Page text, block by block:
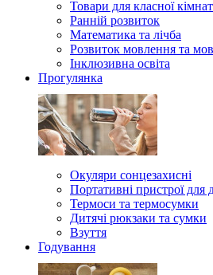
Товари для класної
Ранній розвиток
Математика та лічба
Розвиток мовлення та
Інклюзивна освіта
Прогулянка
Окуляри сонцезахисні
Портативні пристрої для
Термоси та термосумки
Дитячі рюкзаки та сумки
Взуття
Годування